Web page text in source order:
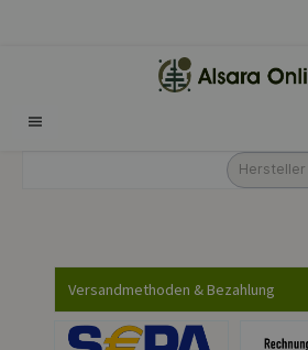
Versandmethoden & Bezahlung